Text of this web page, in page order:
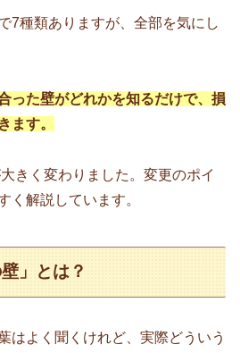
7種類ありますが、全部を気にし
った壁がどれかを知るだけで、損
ます。
きく変わりました。変更のポイ
く解説しています。
」とは？
はよく聞くけれど、実際どういう